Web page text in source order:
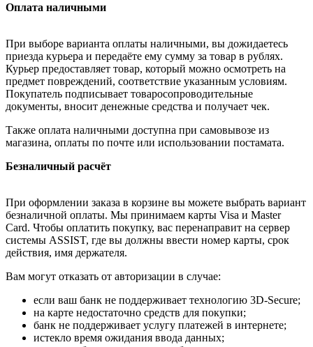
Оплата наличными
При выборе варианта оплаты наличными, вы дожидаетесь
приезда курьера и передаёте ему сумму за товар в рублях.
Курьер предоставляет товар, который можно осмотреть на
предмет повреждений, соответствие указанным условиям.
Покупатель подписывает товаросопроводительные
документы, вносит денежные средства и получает чек.
Также оплата наличными доступна при самовывозе из
магазина, оплаты по почте или использовании постамата.
Безналичный расчёт
При оформлении заказа в корзине вы можете выбрать вариант
безналичной оплаты. Мы принимаем карты Visa и Master
Card. Чтобы оплатить покупку, вас перенаправит на сервер
системы ASSIST, где вы должны ввести номер карты, срок
действия, имя держателя.
Вам могут отказать от авторизации в случае:
если ваш банк не поддерживает технологию 3D-Secure;
на карте недостаточно средств для покупки;
банк не поддерживает услугу платежей в интернете;
истекло время ожидания ввода данных;